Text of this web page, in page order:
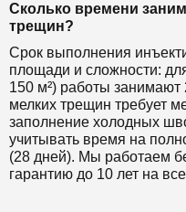
Сколько времени
трещин?
Срок выполнения
площади и сложности:
150 м²) работы
мелких трещин требует
заполнение холодных
учитывать время на
(28 дней). Мы работаем
гарантию до 10 лет на